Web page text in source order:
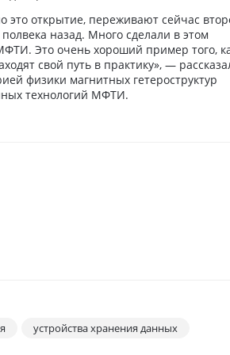
это открытие, переживают сейчас
назад. Много сделали в этом
Это очень хороший пример того,
свой путь в практику», —
физики магнитных гетероструктур
технологий МФТИ.
устройства хранения данных